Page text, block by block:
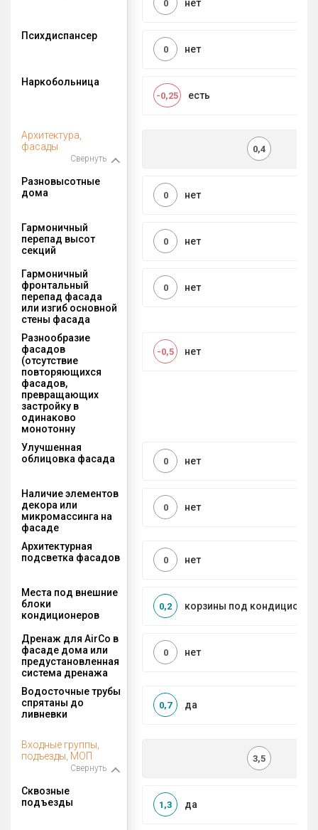
нет
0
Психдиспансер
нет
0
Наркобольница
есть
-0,25
Архитектура,
фасады
Свернуть
0,4
Разновысотные
дома
нет
0
Гармоничный
перепад высот
секций
нет
0
Гармоничный
фронтальный
перепад фасада
или изгиб основной
стены фасада
нет
0
Разнообразие
фасадов
(отсутствие
повторяющихся
фасадов,
превращающих
застройку в
одинаково
монотонну
нет
-0,5
Улучшенная
облицовка фасада
нет
0
Наличие элементов
декора или
микромассинга на
фасаде
нет
0
Архитектурная
подсветка фасадов
нет
0
Места под внешние
блоки
кондиционеров
корзины под
0,2
Дренаж для AirCo в
фасаде дома или
предустановленная
система дренажа
нет
0
Водосточные трубы
спрятаны до
ливневки
да
0,7
Входные группы,
подъезды, МОП
Свернуть
3,5
Сквозные
подъезды
да
1,3